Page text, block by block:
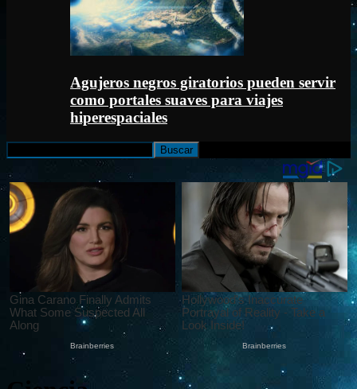
Agujeros negros giratorios pueden servir
como portales suaves para viajes
hiperespaciales